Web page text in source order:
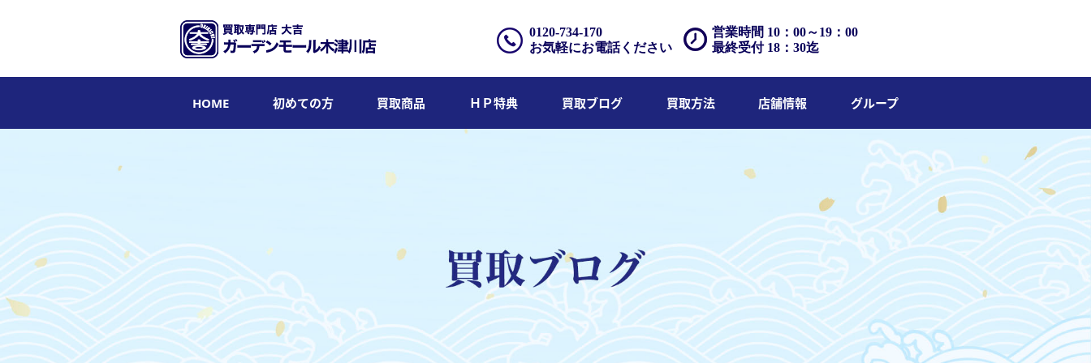
営業時間 10：00～19：00
最終受付 18：30迄
0120-734-170
お気軽にお電話ください
HOME 初めての方 買取商品 ＨＰ特典 買取ブログ 買取方法 店舗情報 グループ